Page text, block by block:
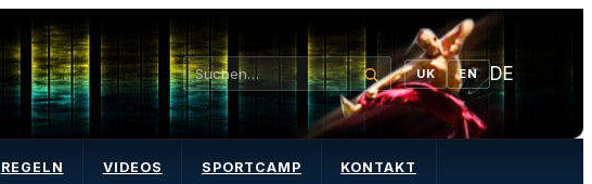
UK EN DE
REGELN VIDEOS SPORTCAMP KONTAKT